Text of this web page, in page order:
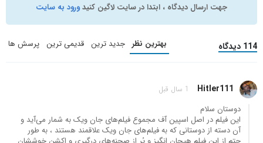
جهت ارسال دیدگاه ، ابتدا در سایت لاگین کنیدورود به سایت
114 دیدگاه بهترین نظر جدید ترین قدیمی ترین پرسش ها
Hitler111 1 سال قبل
دوستان سلام
این فیلم در اصل اسپین آف مجموع فیلم‌های جان ویک به شمار می‌آید و
آن دسته از دوستانی که به فیلم‌های جان ویک علاقمند هستند ، به طور